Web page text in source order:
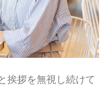
挨拶を無視し続けて